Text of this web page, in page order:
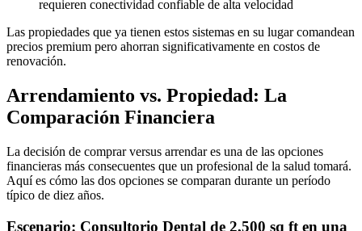
requieren conectividad confiable de alta velocidad
Las propiedades que ya tienen estos sistemas en su lugar comandean
precios premium pero ahorran significativamente en costos de
renovación.
Arrendamiento vs. Propiedad: La
Comparación Financiera
La decisión de comprar versus arrendar es una de las opciones
financieras más consecuentes que un profesional de la salud tomará.
Aquí es cómo las dos opciones se comparan durante un período
típico de diez años.
Escenario: Consultorio Dental de 2,500 sq ft en una